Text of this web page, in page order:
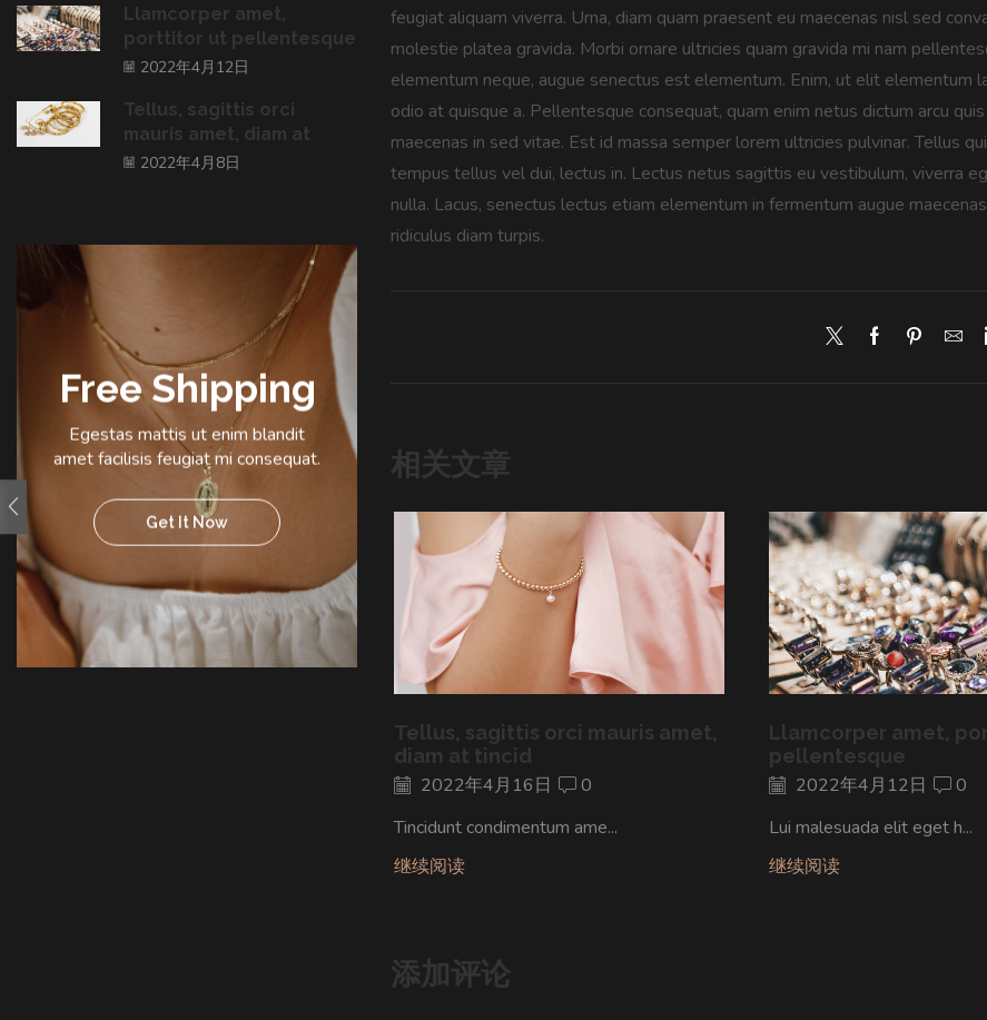
feugiat aliquam viverra. Urna, diam quam praesent eu maecenas nisl sed
molestie platea gravida. Morbi ornare ultricies quam gravida mi nam
elementum neque, augue senectus est elementum. Enim, ut elit
odio at quisque a. Pellentesque consequat, quam enim netus dictum arcu
maecenas in sed vitae. Est id massa semper lorem ultricies pulvinar. Tellus
tempus tellus vel dui, lectus in. Lectus netus sagittis eu vestibulum, viverra
nulla. Lacus, senectus lectus etiam elementum in fermentum augue
ridiculus diam turpis.
相关文章
Tellus, sagittis orci mauris amet,
diam at tincid
2022年4月16日
0
Tincidunt condimentum ame...
继续阅读
Llamcorper amet,
pellentesque
2022年4月12日
0
Lui malesuada elit eget h...
继续阅读
添加评论
Llamcorper amet,
porttitor ut pellentesque
2022年4月12日
Tellus, sagittis orci
mauris amet, diam at
2022年4月8日
Free Shipping
Egestas mattis ut enim blandit
amet facilisis feugiat mi consequat.
Get It Now